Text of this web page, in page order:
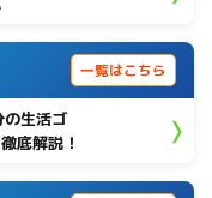
一覧はこちら
生活ゴ
底解説！